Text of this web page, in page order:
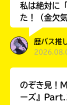
私は絶対に
た！（金欠気
歴バス推
のぞき見！
ーズ』